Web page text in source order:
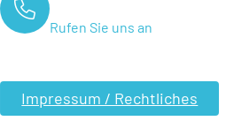
Rufen Sie uns an
Impressum / Rechtliches